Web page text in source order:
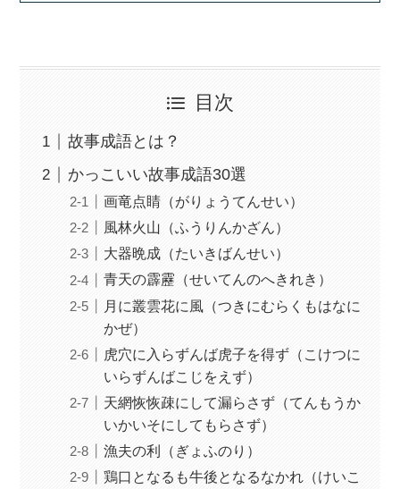
目次
故事成語とは？
かっこいい故事成語30選
画竜点睛（がりょうてんせい）
風林火山（ふうりんかざん）
大器晩成（たいきばんせい）
青天の霹靂（せいてんのへきれき）
月に叢雲花に風（つきにむらくもはなに
かぜ）
虎穴に入らずんば虎子を得ず（こけつに
いらずんばこじをえず）
天網恢恢疎にして漏らさず（てんもうか
いかいそにしてもらさず）
漁夫の利（ぎょふのり）
鶏口となるも牛後となるなかれ（けいこ